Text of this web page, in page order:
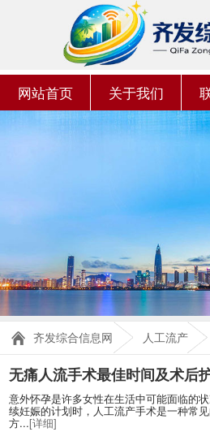
网站首页 关于我们
齐发综合信息网 人工流产
无痛人流手术最佳时间及术后
意外怀孕是许多女性在生活中可能面临的
续妊娠的计划时，人工流产手术是一种常
方...[详细]